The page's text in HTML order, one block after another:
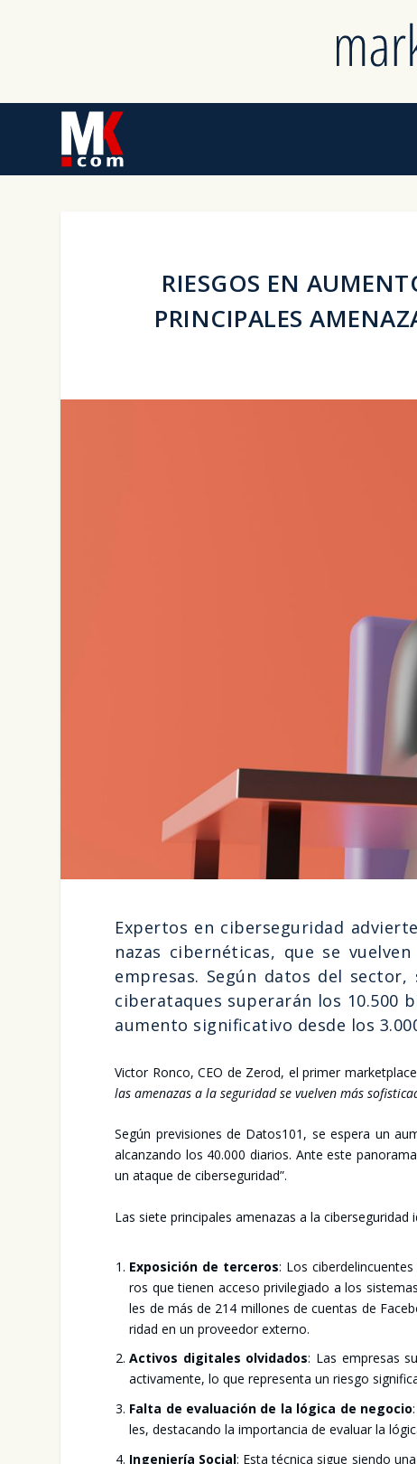
RIESGOS EN
PRINCIPALES
Exper­tos en ciber­se­gu­ri­dad
na­zas ciber­né­ti­cas, que se
empre­sas. Según datos del
ciber­ata­ques supe­ra­rán los 10.500
aumen­to sig­ni­fi­ca­ti­vo des­de los
Vic­tor Ron­co, CEO de Zerod, el pri­mer
las ame­na­zas a la segu­ri­dad se vuel­ven más
Según pre­vi­sio­nes de Datos101, se espe­ra un
alcan­zan­do los 40.000 dia­rios. Ante este
un ata­que de ciber­se­gu­ri­dad”.
Las sie­te prin­ci­pa­les ame­na­zas a la
Expo­si­ción de ter­ce­ros: Los
ros que tie­nen acce­so pri­vi­le­gia­do a los
les de más de 214 millo­nes de cuen­tas de
ri­dad en un pro­vee­dor externo.
Acti­vos digi­ta­les olvi­da­dos: Las empre­sas
acti­va­men­te, lo que repre­sen­ta un ries­go
Fal­ta de eva­lua­ción de la lógi­ca de nego­cio
les, des­ta­can­do la impor­tan­cia de eva­luar la
Inge­nie­ría Social: Esta téc­ni­ca sigue sien­do